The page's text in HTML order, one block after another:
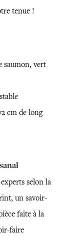
tenue !
saumon, vert
cm de long
selon la
un savoir-
faite à la
faire